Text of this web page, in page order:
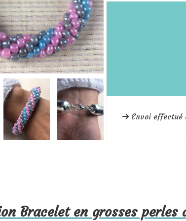
Envoi effectué
Bracelet en grosses